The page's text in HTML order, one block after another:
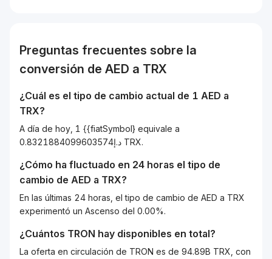
Preguntas frecuentes sobre la
conversión de AED a TRX
¿Cuál es el tipo de cambio actual de 1 AED a
TRX?
A día de hoy, 1 {{fiatSymbol} equivale a
د.إ0.8321884099603574 TRX.
¿Cómo ha fluctuado en 24 horas el tipo de
cambio de AED a TRX?
En las últimas 24 horas, el tipo de cambio de AED a TRX
experimentó un Ascenso del 0.00%.
¿Cuántos TRON hay disponibles en total?
La oferta en circulación de TRON es de 94.89B TRX, con